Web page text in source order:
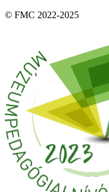
© FMC 2022-2025